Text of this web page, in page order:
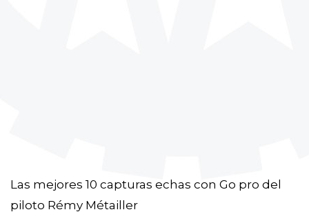
Las mejores 10 capturas echas con Go pro del
piloto Rémy Métailler